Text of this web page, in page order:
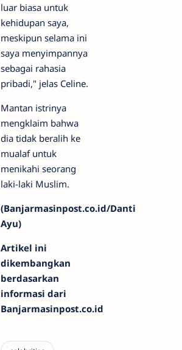
luar biasa untuk
kehidupan saya,
meskipun selama ini
saya menyimpannya
sebagai rahasia
pribadi," jelas Celine.
Mantan istrinya
mengklaim bahwa
dia tidak beralih ke
mualaf untuk
menikahi seorang
laki-laki Muslim.
(Banjarmasinpost.co.id/Danti
Ayu)
Artikel ini
dikembangkan
berdasarkan
informasi dari
Banjarmasinpost.co.id